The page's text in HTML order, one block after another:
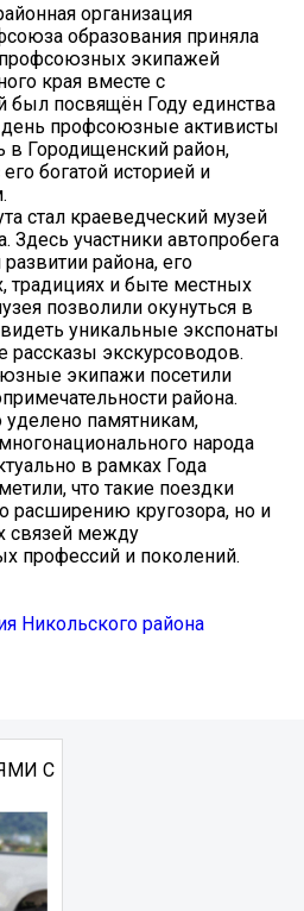
организация
образования приняла
профсоюзных экипажей
края вместе с
посвящён Году единства
день профсоюзные активисты
в Городищенский район,
богатой историей и
стал краеведческий музей
Здесь участники автопробега
района, его
традициях и быте местных
позволили окунуться в
уникальные экспонаты
рассказы экскурсоводов.
экипажи посетили
района.
памятникам,
народа
в рамках Года
что такие поездки
расширению кругозора, но и
связей между
профессий и поколений.
Никольского района
С